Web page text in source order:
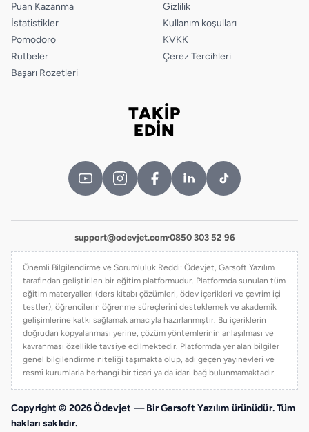
Puan Kazanma
İstatistikler
Pomodoro
Rütbeler
Başarı Rozetleri
Gizlilik
Kullanım koşulları
KVKK
Çerez Tercihleri
TAKİP
EDİN
support@odevjet.com·0850 303 52 96
Önemli Bilgilendirme ve Sorumluluk Reddi: Ödevjet, Garsoft Yazılım
tarafından geliştirilen bir eğitim platformudur. Platformda sunulan tüm
eğitim materyalleri (ders kitabı çözümleri, ödev içerikleri ve çevrim içi
testler), öğrencilerin öğrenme süreçlerini desteklemek ve akademik
gelişimlerine katkı sağlamak amacıyla hazırlanmıştır. Bu içeriklerin
doğrudan kopyalanması yerine, çözüm yöntemlerinin anlaşılması ve
kavranması özellikle tavsiye edilmektedir. Platformda yer alan bilgiler
genel bilgilendirme niteliği taşımakta olup, adı geçen yayınevleri ve
resmî kurumlarla herhangi bir ticari ya da idari bağ bulunmamaktadır..
Copyright © 2026 Ödevjet — Bir Garsoft Yazılım ürünüdür. Tüm
hakları saklıdır.